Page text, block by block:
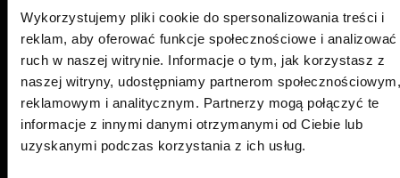
Wykorzystujemy pliki cookie do spersonalizowania treści i
reklam, aby oferować funkcje społecznościowe i analizować
ruch w naszej witrynie. Informacje o tym, jak korzystasz z
naszej witryny, udostępniamy partnerom społecznościowym,
reklamowym i analitycznym. Partnerzy mogą połączyć te
informacje z innymi danymi otrzymanymi od Ciebie lub
uzyskanymi podczas korzystania z ich usług.
999.00 zł
Moje konto
Zamówienie
Koszyk
Kursy
Blog
Regulamin